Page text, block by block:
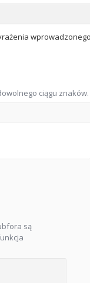
ciągu znaków.
są